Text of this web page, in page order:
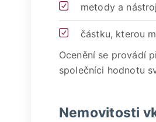
metody a
částku, kterou
Ocenění se provádí
společníci hodnotu
Nemovitosti